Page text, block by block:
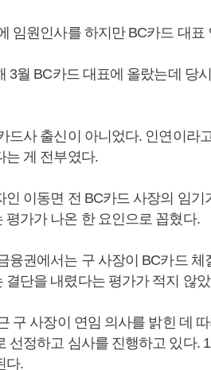
임원인사를 하지만 BC카드 대
3월 BC카드 대표에 올랐는데 당
드사 출신이 아니었다. 인연이라
는 게 전부였다.
인 이동면 전 BC카드 사장의 임
평가가 나온 한 요인으로 꼽혔다.
융권에서는 구 사장이 BC카드
결단을 내렸다는 평가가 적지 않
구 사장이 연임 의사를 밝힌 데
선정하고 심사를 진행하고 있다.
다.